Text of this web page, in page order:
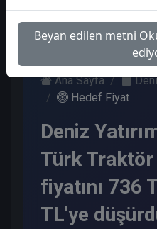
Çarşamba, 11 Şubat 2026
Ana Sayfa
Hedef Fiyat
Deniz
Türk
fiyatını 736
TL'ye
Beyan edilen metni